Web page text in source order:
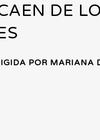
DE
POR MARIANA